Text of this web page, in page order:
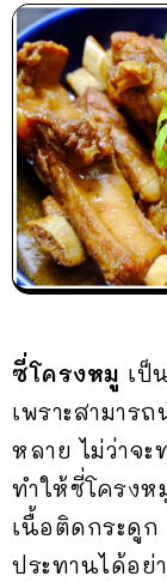
ซี่โครงหมู เป็
เพราะสามาร
หลาย ไม่ว่าจ
ทำให้ซี่โครง
เนื้อติดกระดูก
ประทานได้อ